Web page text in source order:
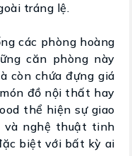
tráng lệ.
các phòng hoàng
căn phòng này
còn chứa đựng giá
đồ nội thất hay
thể hiện sự giao
và nghệ thuật tinh
biệt với bất kỳ ai